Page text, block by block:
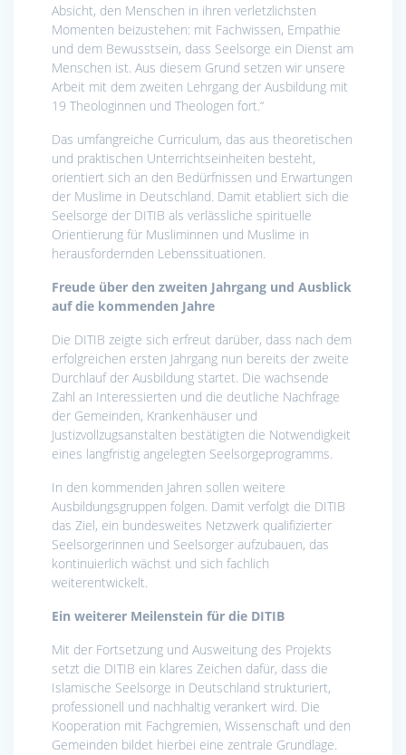
Absicht, den Menschen in ihren verletzlichsten
Momenten beizustehen: mit Fachwissen, Empathie
und dem Bewusstsein, dass Seelsorge ein Dienst am
Menschen ist. Aus diesem Grund setzen wir unsere
Arbeit mit dem zweiten Lehrgang der Ausbildung mit
19 Theologinnen und Theologen fort.“
Das umfangreiche Curriculum, das aus theoretischen
und praktischen Unterrichtseinheiten besteht,
orientiert sich an den Bedürfnissen und Erwartungen
der Muslime in Deutschland. Damit etabliert sich die
Seelsorge der DITIB als verlässliche spirituelle
Orientierung für Musliminnen und Muslime in
herausfordernden Lebenssituationen.
Freude über den zweiten Jahrgang und Ausblick
auf die kommenden Jahre
Die DITIB zeigte sich erfreut darüber, dass nach dem
erfolgreichen ersten Jahrgang nun bereits der zweite
Durchlauf der Ausbildung startet. Die wachsende
Zahl an Interessierten und die deutliche Nachfrage
der Gemeinden, Krankenhäuser und
Justizvollzugsanstalten bestätigten die Notwendigkeit
eines langfristig angelegten Seelsorgeprogramms.
In den kommenden Jahren sollen weitere
Ausbildungsgruppen folgen. Damit verfolgt die DITIB
das Ziel, ein bundesweites Netzwerk qualifizierter
Seelsorgerinnen und Seelsorger aufzubauen, das
kontinuierlich wächst und sich fachlich
weiterentwickelt.
Ein weiterer Meilenstein für die DITIB
Mit der Fortsetzung und Ausweitung des Projekts
setzt die DITIB ein klares Zeichen dafür, dass die
Islamische Seelsorge in Deutschland strukturiert,
professionell und nachhaltig verankert wird. Die
Kooperation mit Fachgremien, Wissenschaft und den
Gemeinden bildet hierbei eine zentrale Grundlage.